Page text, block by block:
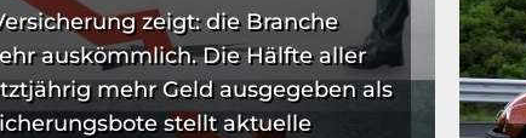
zeigt: die Branche
auskömmlich. Die Hälfte aller
mehr Geld ausgegeben als
stellt aktuelle